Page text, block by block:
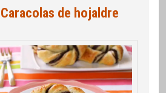
Caracolas de hojaldre